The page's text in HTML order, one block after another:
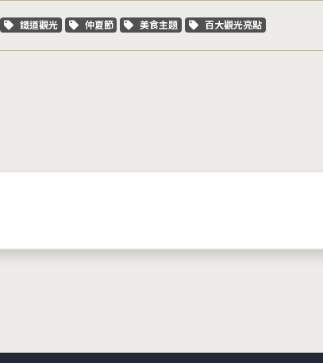
關鍵字標籤
鐵道觀光 關鍵字標籤
仲夏節 關鍵字標籤
美食主題 關鍵字標籤
百大觀光亮點